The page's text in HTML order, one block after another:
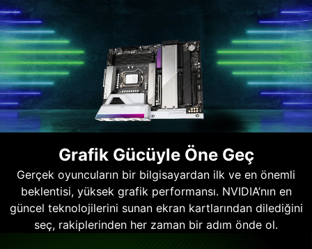
Grafik Gücüyle Öne Geç
Gerçek oyuncuların bir bilgisayardan ilk ve en önemli
beklentisi, yüksek grafik performansı. NVIDIA’nın en
güncel teknolojilerini sunan ekran kartlarından dilediğini
seç, rakiplerinden her zaman bir adım önde ol.